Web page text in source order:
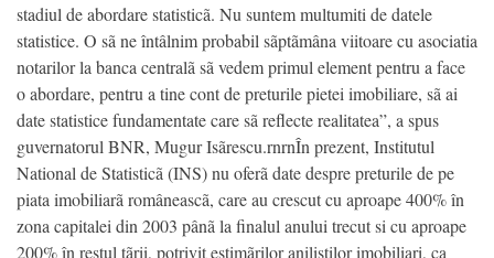
stadiul de abordare statisticã. Nu suntem multumiti de datele
statistice. O sã ne întâlnim probabil sãptãmâna viitoare cu asociatia
notarilor la banca centralã sã vedem primul element pentru a face
o abordare, pentru a tine cont de preturile pietei imobiliare, sã ai
date statistice fundamentate care sã reflecte realitatea”, a spus
guvernatorul BNR, Mugur Isãrescu.rnrnÎn prezent, Institutul
National de Statisticã (INS) nu oferã date despre preturile de pe
piata imobiliarã româneascã, care au crescut cu aproape 400% în
zona capitalei din 2003 pânã la finalul anului trecut si cu aproape
200% în restul tãrii, potrivit estimãrilor anilistilor imobiliari, ca